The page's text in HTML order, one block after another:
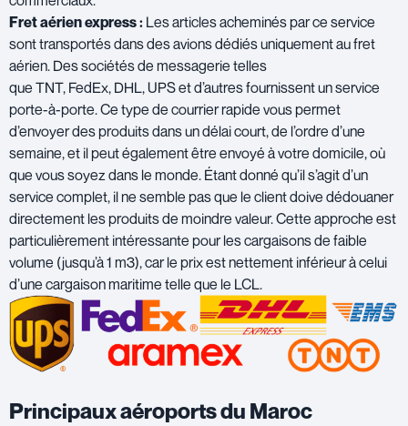
Fret aérien express : Les articles acheminés par ce service
sont transportés dans des avions dédiés uniquement au fret
aérien. Des sociétés de messagerie telles
que TNT, FedEx, DHL,UPSet d’autres fournissent un service
porte-à-porte. Ce type de courrier rapide vous permet
d’envoyer des produits dans un délai court, de l’ordre d’une
semaine, et il peut également être envoyé à votre domicile, où
que vous soyez dans le monde. Étant donné qu’il s’agit d’un
service complet, il ne semble pas que le client doive dédouaner
directement les produits de moindre valeur. Cette approche est
particulièrement intéressante pour les cargaisons de faible
volume (jusqu’à 1 m3), car le prix est nettement inférieur à celui
d’une cargaison maritime telle que le LCL.
Principaux aéroports du Maroc